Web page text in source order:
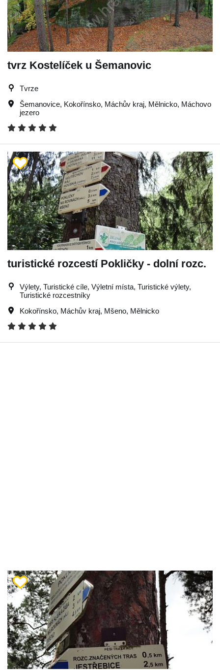
tvrz Kostelíček u Šemanovic
Tvrze
Šemanovice, Kokořínsko, Máchův kraj, Mělnicko, Máchovo
jezero
turistické rozcestí Pokličky - dolní rozc.
Výlety, Turistické cíle, Výletní místa, Turistické výlety,
Turistické rozcestníky
Kokořínsko, Máchův kraj, Mšeno, Mělnicko